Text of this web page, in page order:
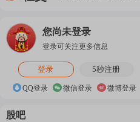
您尚未登录
登录可关注更多信息
登录 5秒注册
QQ登录 微信登录 微博登录
股吧